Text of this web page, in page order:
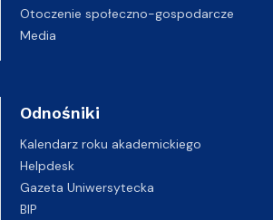
Otoczenie społeczno-gospodarcze
Media
Odnośniki
Kalendarz roku akademickiego
Helpdesk
Gazeta Uniwersytecka
BIP